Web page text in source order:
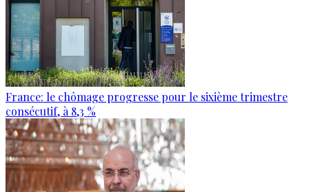
France: le chômage progresse pour le sixième trimestre
consécutif, à 8,3 %